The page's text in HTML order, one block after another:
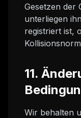
Gesetzen der
unterliegen
registriert ist,
11.
Wir behalten